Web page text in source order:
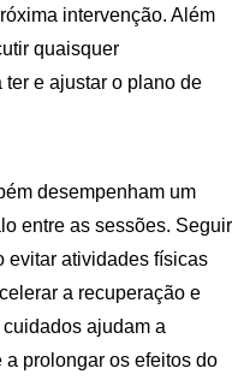
intervenção. Além
quaisquer
e ajustar o plano de
desempenham um
entre as sessões. Seguir
evitar atividades físicas
a recuperação e
ajudam a
prolongar os efeitos do